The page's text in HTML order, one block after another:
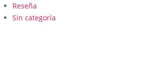
Reseña
Sin categoría